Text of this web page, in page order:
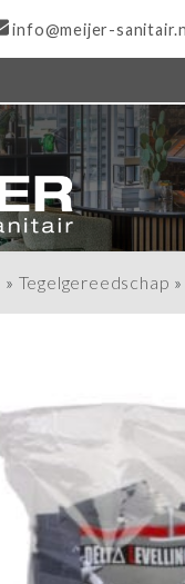
info@meijer-
» Tegelgereedschap »